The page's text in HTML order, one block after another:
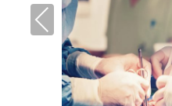
Previous